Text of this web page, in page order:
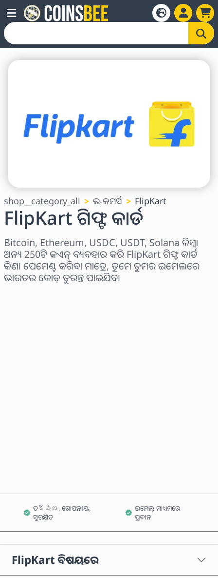
shop__category_all ଇ-କମର୍ସ FlipKart
FlipKart ଗିଫ୍ଟ କାର୍ଡ
Bitcoin, Ethereum, USDC, USDT, Solana କିମ୍ବା
ଅନ୍ୟ 250ଟି କଏନ୍ ବ୍ୟବହାର କରି FlipKart ଗିଫ୍ଟ କାର୍ଡ
କିଣ। ପେମେଣ୍ଟ କରିବା ମାତ୍ରେ, ତୁମେ ତୁମର ଇମେଲରେ
ଭାଉଚର କୋଡ୍ ତୁରନ୍ତ ପାଇଯିବ।
ତక్షణ, ଗୋପନୀୟ,
ସୁରକ୍ଷିତ
ଇମେଲ୍ ମାଧ୍ୟମରେ
ପ୍ରଦାନ
FlipKart ବିଷୟରେ